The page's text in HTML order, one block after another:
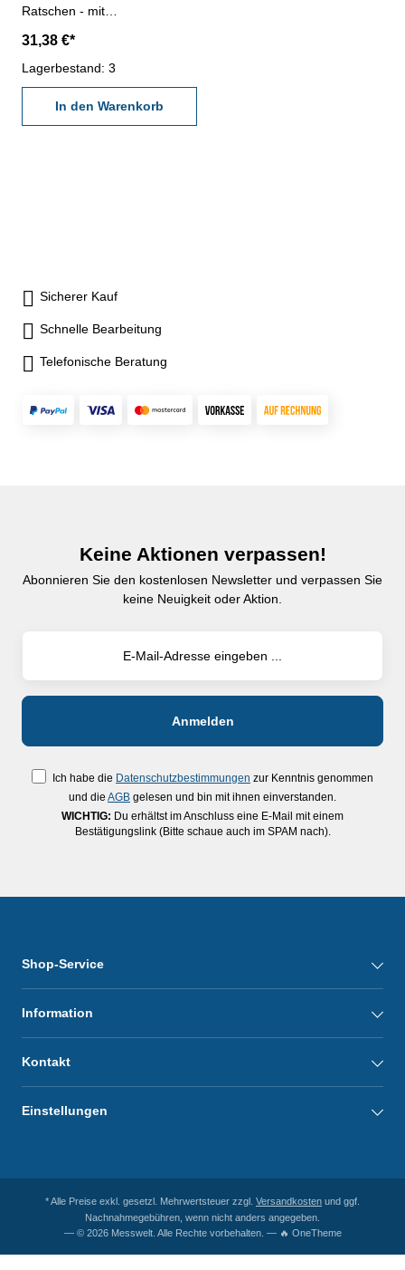
Ratschen - mit
Messschrauben bis 100 mm
(25, 50, 75 mm) Messbereich
5 - 12 N
31,38 €*
Lagerbestand: 3
In den Warenkorb
Sicherer Kauf
Schnelle Bearbeitung
Telefonische Beratung
Keine Aktionen verpassen!
Abonnieren Sie den kostenlosen Newsletter und verpassen Sie
keine Neuigkeit oder Aktion.
Ich habe die Datenschutzbestimmungen zur Kenntnis genommen
und die AGB gelesen und bin mit ihnen einverstanden.
WICHTIG: Du erhältst im Anschluss eine E-Mail mit einem
Bestätigungslink (Bitte schaue auch im SPAM nach).
Shop-Service
Information
Kontakt
Einstellungen
* Alle Preise exkl. gesetzl. Mehrwertsteuer zzgl. Versandkosten und ggf.
Nachnahmegebühren, wenn nicht anders angegeben.
— © 2026 Messwelt. Alle Rechte vorbehalten. — 🔥 OneTheme